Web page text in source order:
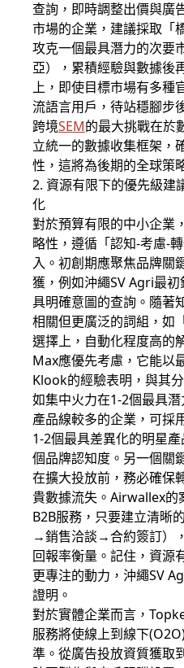
查詢，即時調整出價與廣
市場的企業，建議採取「
攻克一個最具潛力的次要
亞），累積經驗與數據後
上，即使目標市場有多種
流語言用戶，待站穩腳步
跨境SEM的最大挑戰在於
立統一的數據收集框架，
性，這將為後期的全球策
2. 資源有限下的優先級建
化
對於預算有限的中小企業
略性，遵循「認知-考慮-
入。初創期應聚焦品牌關
獲，例如沖繩SV Agri最
具明確意圖的查詢。隨著
相關但更廣泛的詞組，如
選擇上，自動化程度高
Max應優先考慮，它能以
Klook的經驗表明，與其
如集中火力在1-2個最具
產品線較多的企業，可採
1-2個最具差異化的明星
個品牌認知度。另一個
在擴大投放前，務必確保
貴數據流失。Airwallex的
B2B服務，只要建立清晰
→銷售洽談→合約簽訂）
回報率衡量。記住，資源
更專注的動力，沖繩SV
證明。
對於實體企業而言，
服務將使線上到線下
準。從廣告投放資質獲取